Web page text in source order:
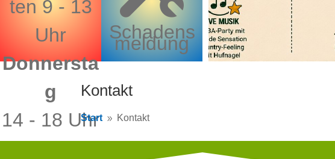
ten 9 - 13
Uhr
Donnersta
g
14 - 18 Uhr
Schadens
meldung
Kontakt
Start 9 Kontakt